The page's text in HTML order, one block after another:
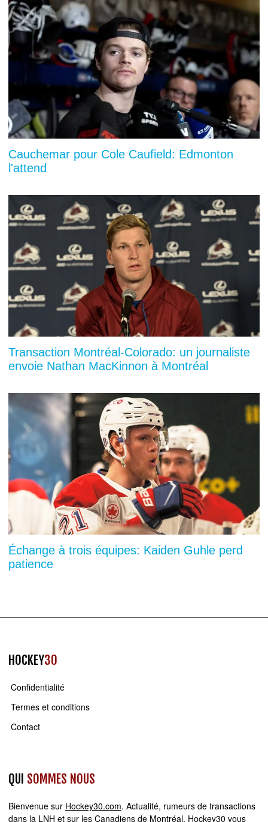
Cauchemar pour Cole Caufield: Edmonton
l'attend
Transaction Montréal-Colorado: un journaliste
envoie Nathan MacKinnon à Montréal
Échange à trois équipes: Kaiden Guhle perd
patience
HOCKEY30
Confidentialité
Termes et conditions
Contact
QUI SOMMES NOUS
Bienvenue sur Hockey30.com. Actualité, rumeurs de transactions
dans la LNH et sur les Canadiens de Montréal, Hockey30 vous